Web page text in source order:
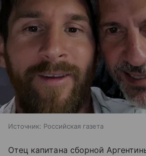
Источник: Российская газета
Отец капитана сборной